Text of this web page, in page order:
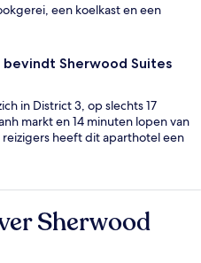
een koelkast en een
Sherwood Suites
in District 3, op slechts 17
markt en 14 minuten lopen van
heeft dit aparthotel een
Sherwood